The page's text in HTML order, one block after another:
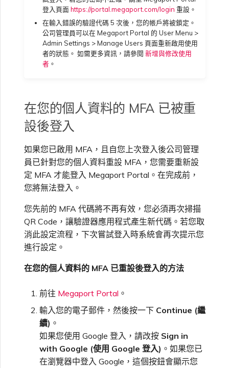
登入頁面 https://portal.megaport.com/login 重設。
在輸入錯誤的驗證代碼 5 次後，您的帳戶將被鎖定。
公司管理員可以在 Megaport Portal 的 User Menu >
Admin Settings > Manage Users 頁面重新啟用使用
者的狀態。 如需更多資訊，請參閱 新增與修改使用
者 。
在您的個人資料的 MFA 已被重
設後登入
如果您已啟用 MFA，且自您上次登入後公司管理
員已針對您的個人資料重設 MFA，您需要重新設
定 MFA 才能登入 Megaport Portal。在完成前，
您將無法登入。
您先前的 MFA 代碼將不再有效，您必須再次掃描
QR Code，讓驗證器應用程式產生新代碼。若您取
消此設定流程，下次嘗試登入時系統會再次提示您
進行設定。
在您的個人資料的 MFA 已重設後登入的方法
前往 Megaport Portal 。
輸入您的電子郵件，然後按一下 Continue (繼
續) 。
如果您使用 Google 登入，請改按 Sign in
with Google (使用 Google 登入) 。如果您已
在瀏覽器中登入 Google，這個按鈕會顯示您